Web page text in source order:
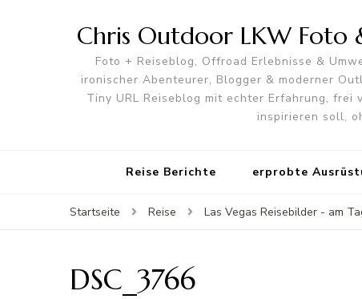
Chris Outdoor LKW Foto
Foto + Reiseblog, Offroad Erlebnisse &
ironischer Abenteurer, Blogger & moderner
Tiny URL Reiseblog mit echter Erfahrung,
inspirieren soll,
Reise Berichte erprobte
Startseite Reise Las Vegas Reisebilder - am
DSC_3766